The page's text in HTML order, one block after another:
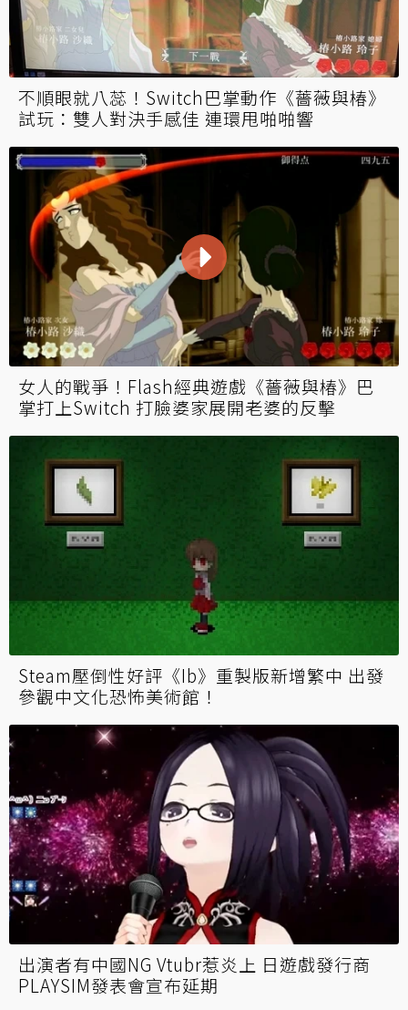
不順眼就八蕊！Switch巴掌動作《薔薇與椿》
試玩：雙人對決手感佳 連環甩啪啪響
女人的戰爭！Flash經典遊戲《薔薇與椿》巴
掌打上Switch 打臉婆家展開老婆的反擊
Steam壓倒性好評《Ib》重製版新增繁中 出發
參觀中文化恐怖美術館！
出演者有中國NG Vtubr惹炎上 日遊戲發行商
PLAYSIM發表會宣布延期